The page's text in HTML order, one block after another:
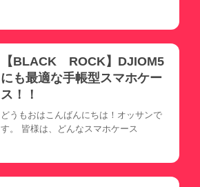
【BLACK ROCK】DJIOM5
にも最適な手帳型スマホケー
ス！！
どうもおはこんばんにちは！オッサンで
す。 皆様は、どんなスマホケース